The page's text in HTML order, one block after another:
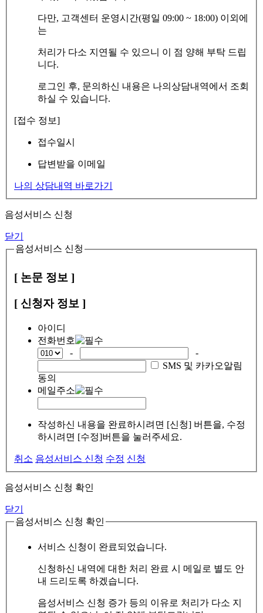
다만, 고객센터 운영시간(평일 09:00 ~ 18:00) 이외에
는
처리가 다소 지연될 수 있으니 이 점 양해 부탁 드립
니다.
로그인 후, 문의하신 내용은 나의상담내역에서 조회
하실 수 있습니다.
[접수 정보]
접수일시
답변받을 이메일
나의 상담내역 바로가기
음성서비스 신청
닫기
음성서비스 신청
[ 논문 정보 ]
[ 신청자 정보 ]
아이디
전화번호
-
-
SMS 및 카카오알림
동의
메일주소
작성하신 내용을 완료하시려면 [신청] 버튼을, 수정
하시려면 [수정]버튼을 눌러주세요.
취소 음성서비스 신청 수정 신청
음성서비스 신청 확인
닫기
음성서비스 신청 확인
서비스 신청이 완료되었습니다.
신청하신 내역에 대한 처리 완료 시 메일로 별도 안
내 드리도록 하겠습니다.
음성서비스 신청 증가 등의 이유로 처리가 다소 지